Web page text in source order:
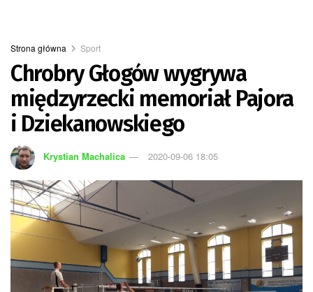
Strona główna Sport
Chrobry Głogów wygrywa
międzyrzecki memoriał Pajora
i Dziekanowskiego
Krystian Machalica 2020-09-06 18:05